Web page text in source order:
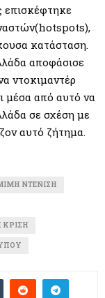
επισκέφτηκε
κατάσταση.
αποφάσισε
ντοκιμαντέρ
μέσα από αυτό να
σε σχέση με
αυτό ζήτημα.
ΝΤΕΝΊΣΗ
ΚΡΊΣΗ